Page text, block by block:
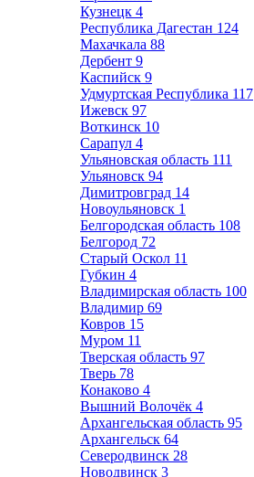
Кузнецк 4
Республика Дагестан 124
Махачкала 88
Дербент 9
Каспийск 9
Удмуртская Республика 117
Ижевск 97
Воткинск 10
Сарапул 4
Ульяновская область 111
Ульяновск 94
Димитровград 14
Новоульяновск 1
Белгородская область 108
Белгород 72
Старый Оскол 11
Губкин 4
Владимирская область 100
Владимир 69
Ковров 15
Муром 11
Тверская область 97
Тверь 78
Конаково 4
Вышний Волочёк 4
Архангельская область 95
Архангельск 64
Северодвинск 28
Новодвинск 3